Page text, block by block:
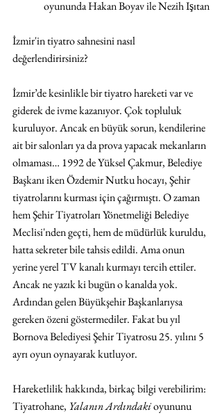
oyununda Hakan Boyav ile Nezih Işıtan
İzmir'in tiyatro sahnesini nasıl
değerlendirirsiniz?
İzmir’de kesinlikle bir tiyatro hareketi var ve
giderek de ivme kazanıyor. Çok topluluk
kuruluyor. Ancak en büyük sorun, kendilerine
ait bir salonları ya da prova yapacak mekanların
olmaması… 1992 de Yüksel Çakmur, Belediye
Başkanı iken Özdemir Nutku hocayı, Şehir
tiyatrolarını kurması için çağırmıştı. O zaman
hem Şehir Tiyatroları Yönetmeliği Belediye
Meclisi'nden geçti, hem de müdürlük kuruldu,
hatta sekreter bile tahsis edildi. Ama onun
yerine yerel TV kanalı kurmayı tercih ettiler.
Ancak ne yazık ki bugün o kanalda yok.
Ardından gelen Büyükşehir Başkanlarıysa
gereken özeni göstermediler. Fakat bu yıl
Bornova Belediyesi Şehir Tiyatrosu 25. yılını 5
ayrı oyun oynayarak kutluyor.
Hareketlilik hakkında, birkaç bilgi verebilirim:
Tiyatrohane, Yalanın Ardındaki oyununu